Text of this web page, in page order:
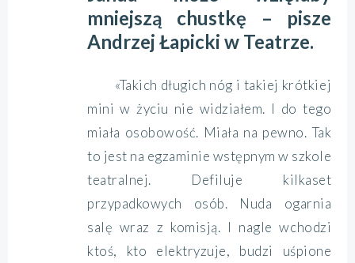
mniejszą chustkę – pisze
Andrzej Łapicki w Teatrze.
«Takich długich nóg i takiej krótkiej
mini w życiu nie widziałem. I do tego
miała osobowość. Miała na pewno. Tak
to jest na egzaminie wstępnym w szkole
teatralnej. Defiluje kilkaset
przypadkowych osób. Nuda ogarnia
salę wraz z komisją. I nagle wchodzi
ktoś, kto elektryzuje, budzi uśpione